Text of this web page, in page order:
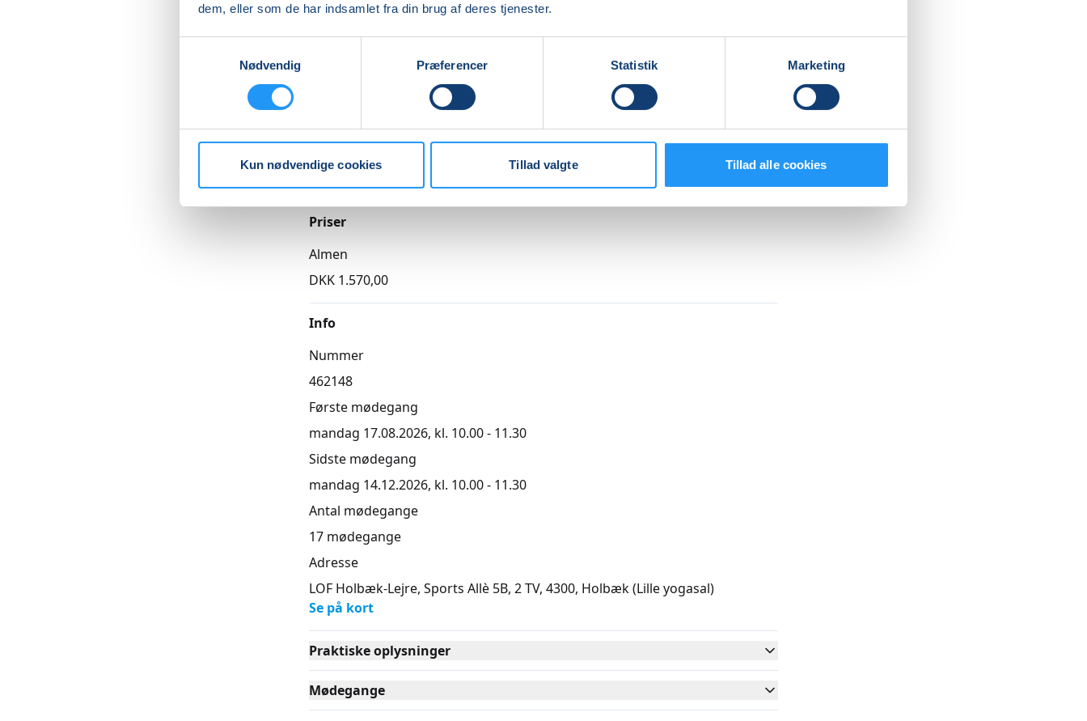
dem, eller som de har indsamlet fra din brug af deres tjenester.
Nødvendig
Præferencer Statistik Marketing
Kun nødvendige cookies Tillad valgte Tillad alle cookies
slutter med afspænding og meditation.
Læs mere
Betal med
Priser
Almen
DKK 1.570,00
Info
Nummer
462148
Første mødegang
mandag 17.08.2026, kl. 10.00 - 11.30
Sidste mødegang
mandag 14.12.2026, kl. 10.00 - 11.30
Antal mødegange
17 mødegange
Adresse
LOF Holbæk-Lejre, Sports Allè 5B, 2 TV, 4300, Holbæk(Lille yogasal)
Se på kort
Praktiske oplysninger
Mødegange